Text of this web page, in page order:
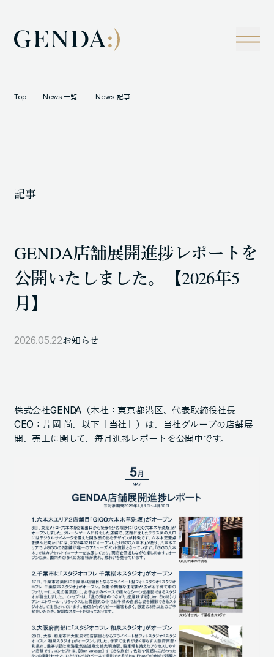
経営理念
インタビュー
トラックレコード
LOCATION
105-7306
東京都港区東新橋1-9-1 東京汐留ビルディング6階
人材に対する考え方
Copyright © GENDA Inc. All Rights Reserved. ENGLISH
Top News 一覧 News 記事
記事
GENDA店舗展開進捗レポートを
公開いたしました。【2026年5
月】
2026.05.22お知らせ
株式会社GENDA（本社：東京都港区、代表取締役社長
CEO：片岡 尚、以下「当社」）は、当社グループの店舗展
開、売上に関して、毎月進捗レポートを公開中です。